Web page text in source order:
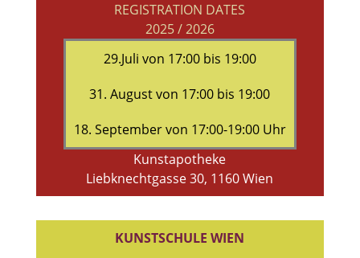
REGISTRATION DATES
2025 / 2026
29.Juli von 17:00 bis 19:00
31. August von 17:00 bis 19:00
18. September von 17:00-19:00 Uhr
Kunstapotheke
Liebknechtgasse 30, 1160 Wien
KUNSTSCHULE WIEN